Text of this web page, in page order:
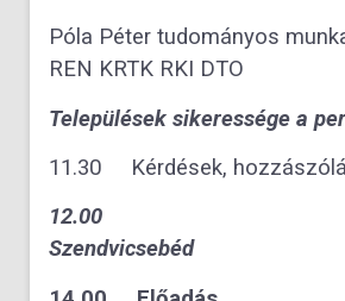
Póla Péter tudományos
REN KRTK RKI DTO
Települések sikeressége a
11.30 Kérdések,
12.00